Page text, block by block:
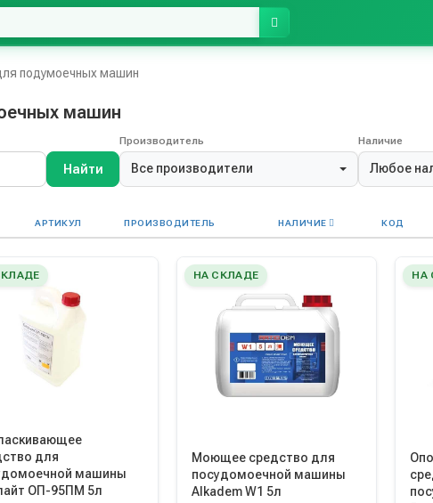
подумоечных машин
машин
Найти
Производитель
Все производители
Наличие
Любое
АРТИКУЛ ПРОИЗВОДИТЕЛЬ НАЛИЧИЕ КОД
для
машины
ОП-95ПМ 5л
НА СКЛАДЕ
Моющее средство для
посудомоечной машины
Alkadem W1 5л
НА